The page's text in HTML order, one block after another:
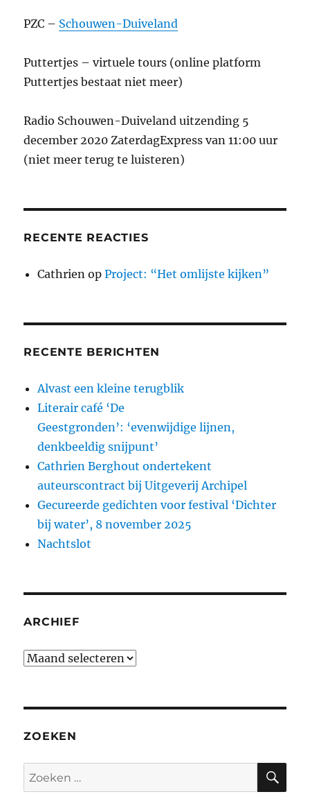
PZC – Schouwen-Duiveland
Puttertjes – virtuele tours (online platform
Puttertjes bestaat niet meer)
Radio Schouwen-Duiveland uitzending 5
december 2020 ZaterdagExpress van 11:00 uur
(niet meer terug te luisteren)
RECENTE REACTIES
Cathrien opProject: “Het omlijste kijken”
RECENTE BERICHTEN
Alvast een kleine terugblik
Literair café ‘De
Geestgronden’: ‘evenwijdige lijnen,
denkbeeldig snijpunt’
Cathrien Berghout ondertekent
auteurscontract bij Uitgeverij Archipel
Gecureerde gedichten voor festival ‘Dichter
bij water’, 8 november 2025
Nachtslot
ARCHIEF
Archief
ZOEKEN
Zoeken
naar: